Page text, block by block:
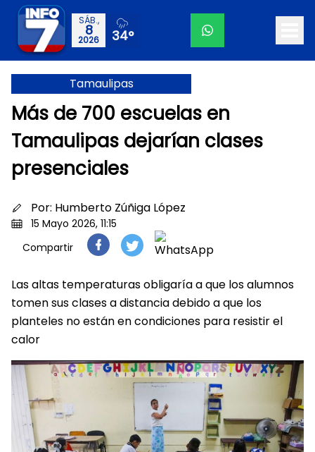
SÁB.,
8
2026 34°
Tamaulipas
Más de 700 escuelas en
Tamaulipas dejarían clases
presenciales
Por: Humberto Zúñiga López
15 Mayo 2026, 11:15
Compartir
Las altas temperaturas obligaría a que los alumnos
tomen sus clases a distancia debido a que los
planteles no están en condiciones para resistir el
calor